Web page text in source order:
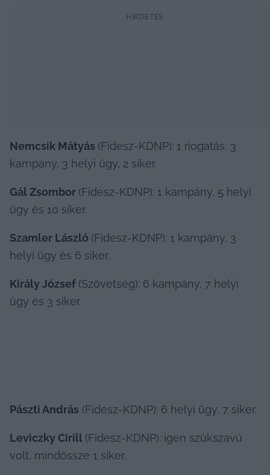
HIRDETÉS
Nemcsik Mátyás (Fidesz-KDNP): 1 riogatás, 3
kampány, 3 helyi ügy, 2 siker.
Gál Zsombor (Fidesz-KDNP): 1 kampány, 5 helyi
ügy és 10 siker.
Szamler László (Fidesz-KDNP): 1 kampány, 3
helyi ügy és 6 siker.
Király József (Szövetség): 6 kampány, 7 helyi
ügy és 3 siker.
Pászti András (Fidesz-KDNP): 6 helyi ügy, 7 siker.
Leviczky Cirill (Fidesz-KDNP): igen szűkszavú
volt, mindössze 1 siker.